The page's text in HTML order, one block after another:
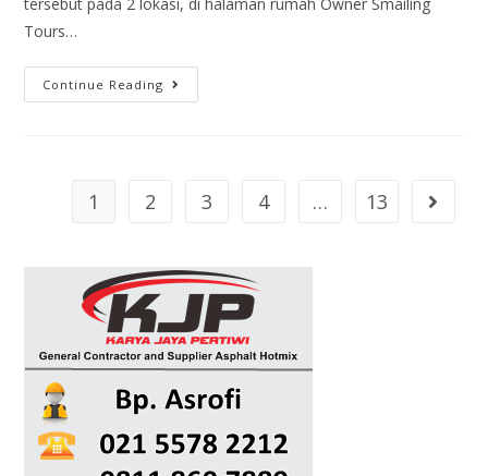
Tours…
Continue Reading
1 2 3 4 … 13